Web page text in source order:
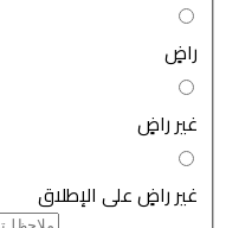
راضٍ
غير راضٍ
غير راضٍ على الإطلاق